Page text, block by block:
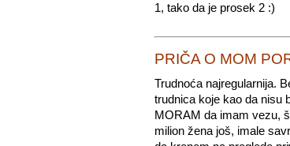
1, tako da je prosek 2 :)
PRIČA O MOM
Trudnoća najregularnija.
trudnica koje kao da nisu
MORAM da imam vezu,
milion žena još, imale